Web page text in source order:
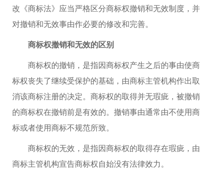
改《商标法》应当严格区分商标权撤销和无效制度，并
对撤销和无效事由作必要的修改和完善。
商标权撤销和无效的区别
商标权的撤销，是指因商标权产生之后的事由使商
标权丧失了继续受保护的基础，由商标主管机构作出取
消该商标注册的决定。商标权的取得并无瑕疵，被撤销
的商标权在撤销前是有效的。撤销事由通常由不使用商
标或者使用商标不规范所致。
商标权的无效，是指因商标权的取得存在瑕疵，由
商标主管机构宣告商标权自始没有法律效力。